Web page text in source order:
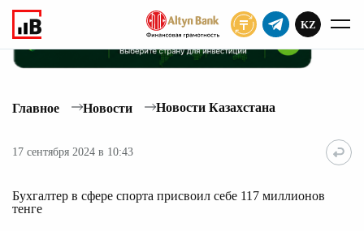
KZ
Главное Новости Новости Казахстана
17 сентября 2024 в 10:43
Бухгалтер в сфере спорта присвоил себе 117 миллионов
тенге